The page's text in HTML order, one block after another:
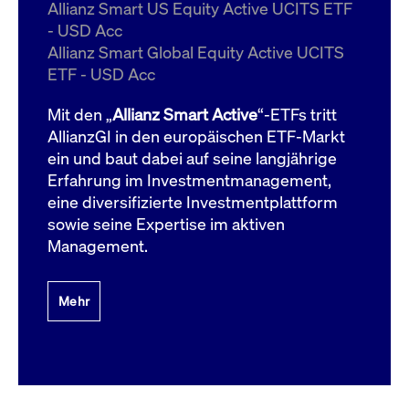
Allianz Smart US Equity Active UCITS ETF
- USD Acc
Allianz Smart Global Equity Active UCITS
ETF - USD Acc
Mit den „Allianz Smart Active“-ETFs tritt
AllianzGI in den europäischen ETF-Markt
ein und baut dabei auf seine langjährige
Erfahrung im Investmentmanagement,
eine diversifizierte Investmentplattform
sowie seine Expertise im aktiven
Management.
Mehr
ApplicationGatewayAffinityCORS
boerse.com
Domain
bis